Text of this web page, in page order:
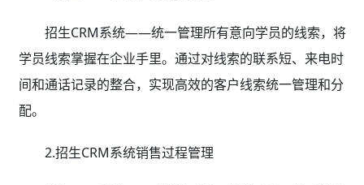
招生CRM系统——统一管理所有意向学员的线索，将
学员线索掌握在企业手里。通过对线索的联系短、来电时
间和通话记录的整合，实现高效的客户线索统一管理和分
配。
2.招生CRM系统销售过程管理